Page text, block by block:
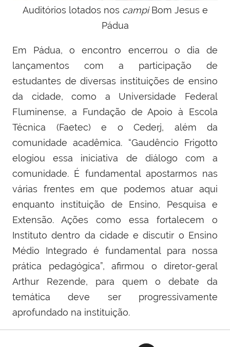
Auditórios lotados nos campiBom Jesus e
Pádua
Em Pádua, o encontro encerrou o dia de
lançamentos com a participação de
estudantes de diversas instituições de ensino
da cidade, como a Universidade Federal
Fluminense, a Fundação de Apoio à Escola
Técnica (Faetec) e o Cederj, além da
comunidade acadêmica. “Gaudêncio Frigotto
elogiou essa iniciativa de diálogo com a
comunidade. É fundamental apostarmos nas
várias frentes em que podemos atuar aqui
enquanto instituição de Ensino, Pesquisa e
Extensão. Ações como essa fortalecem o
Instituto dentro da cidade e discutir o Ensino
Médio Integrado é fundamental para nossa
prática pedagógica”, afirmou o diretor-geral
Arthur Rezende, para quem o debate da
temática deve ser progressivamente
aprofundado na instituição.